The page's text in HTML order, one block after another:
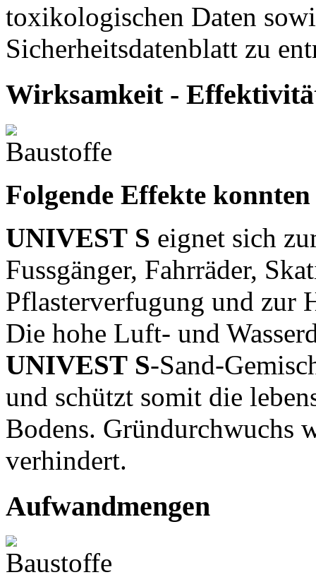
toxikologischen Daten
Sicherheitsdatenblatt zu
Wirksamkeit -
Folgende Effekte
UNIVEST S eignet sich
Fussgänger, Fahrräder,
Pflasterverfugung und zur
Die hohe Luft- und
UNIVEST S-Sand-
und schützt somit die
Bodens. Gründurchwuchs
verhindert.
Aufwandmengen